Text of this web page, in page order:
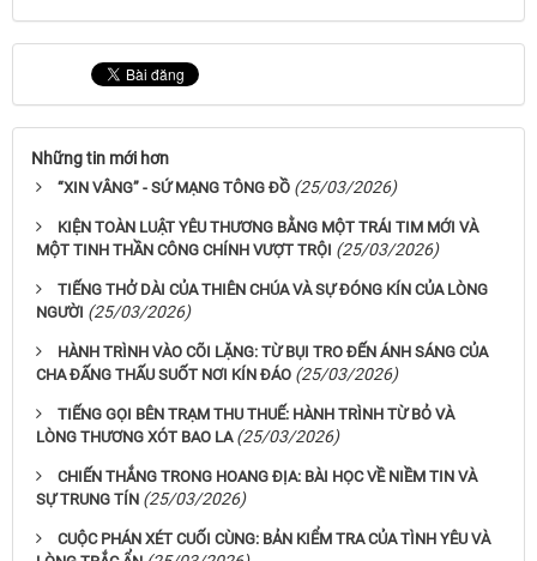
Những tin mới hơn
“XIN VÂNG” - SỨ MẠNG TÔNG ĐỒ (25/03/2026)
KIỆN TOÀN LUẬT YÊU THƯƠNG BẰNG MỘT TRÁI TIM MỚI VÀ
MỘT TINH THẦN CÔNG CHÍNH VƯỢT TRỘI (25/03/2026)
TIẾNG THỞ DÀI CỦA THIÊN CHÚA VÀ SỰ ĐÓNG KÍN CỦA LÒNG
NGƯỜI (25/03/2026)
HÀNH TRÌNH VÀO CÕI LẶNG: TỪ BỤI TRO ĐẾN ÁNH SÁNG CỦA
CHA ĐẤNG THẤU SUỐT NƠI KÍN ĐÁO (25/03/2026)
TIẾNG GỌI BÊN TRẠM THU THUẾ: HÀNH TRÌNH TỪ BỎ VÀ
LÒNG THƯƠNG XÓT BAO LA (25/03/2026)
CHIẾN THẮNG TRONG HOANG ĐỊA: BÀI HỌC VỀ NIỀM TIN VÀ
SỰ TRUNG TÍN (25/03/2026)
CUỘC PHÁN XÉT CUỐI CÙNG: BẢN KIỂM TRA CỦA TÌNH YÊU VÀ